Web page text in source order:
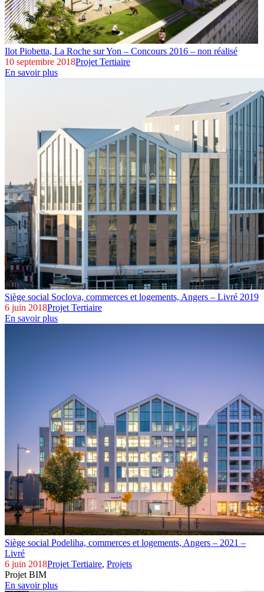
Ilot Piobetta, La Roche sur Yon – Concours 2016 – non réalisé
10 septembre 2018Projet Tertiaire
En savoir plus
Siège social Soclova, commerces et logements, Angers – Livré 2019
6 juin 2018Projet Tertiaire
En savoir plus
Siège social Podeliha, commerces et logements, Angers – 2021 –
Livré
6 juin 2018Projet Tertiaire, Projets
Projet BIM
En savoir plus